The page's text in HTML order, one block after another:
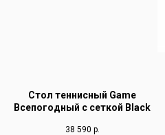
Стол теннисный Game
Всепогодный с сеткой Black
38 590 р.